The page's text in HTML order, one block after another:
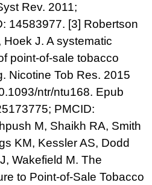
Rev. 2011;
14583977. [3] Robertson
J. A systematic
point-of-sale tobacco
Nicotine Tob Res. 2015
ntr/ntu168. Epub
PMCID:
M, Shaikh RA, Smith
KM, Kessler AS, Dodd
Wakefield M. The
to Point-of-Sale Tobacco